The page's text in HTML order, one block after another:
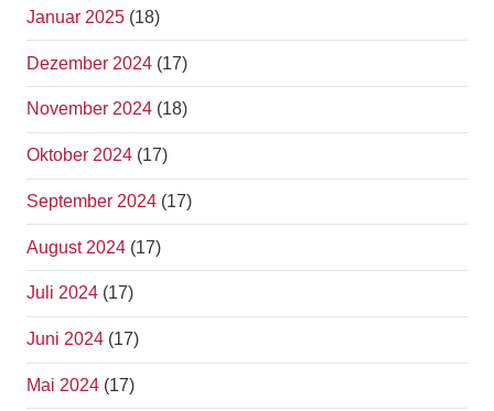
Januar 2025 (18)
Dezember 2024 (17)
November 2024 (18)
Oktober 2024 (17)
September 2024 (17)
August 2024 (17)
Juli 2024 (17)
Juni 2024 (17)
Mai 2024 (17)